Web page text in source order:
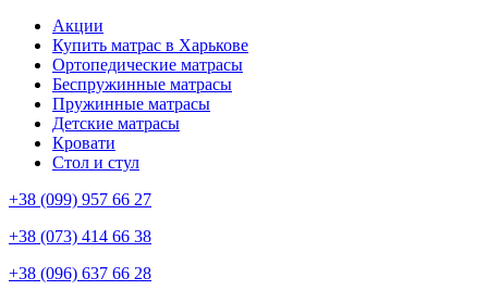
Акции
Купить матрас в Харькове
Ортопедические матрасы
Беспружинные матрасы
Пружинные матрасы
Детские матрасы
Кровати
Стол и стул
+38 (099) 957 66 27
+38 (073) 414 66 38
+38 (096) 637 66 28